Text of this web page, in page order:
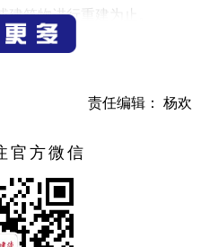
建筑物进行重建为止。
，或在土地或建筑物进行任
造有限公司
责任编辑： 杨欢
官方微信